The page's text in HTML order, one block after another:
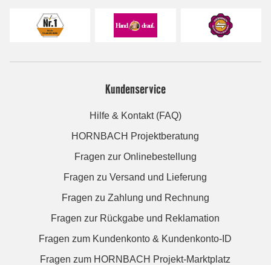
Kundenservice
Hilfe & Kontakt (FAQ)
HORNBACH Projektberatung
Fragen zur Onlinebestellung
Fragen zu Versand und Lieferung
Fragen zu Zahlung und Rechnung
Fragen zur Rückgabe und Reklamation
Fragen zum Kundenkonto & Kundenkonto-ID
Fragen zum HORNBACH Projekt-Marktplatz